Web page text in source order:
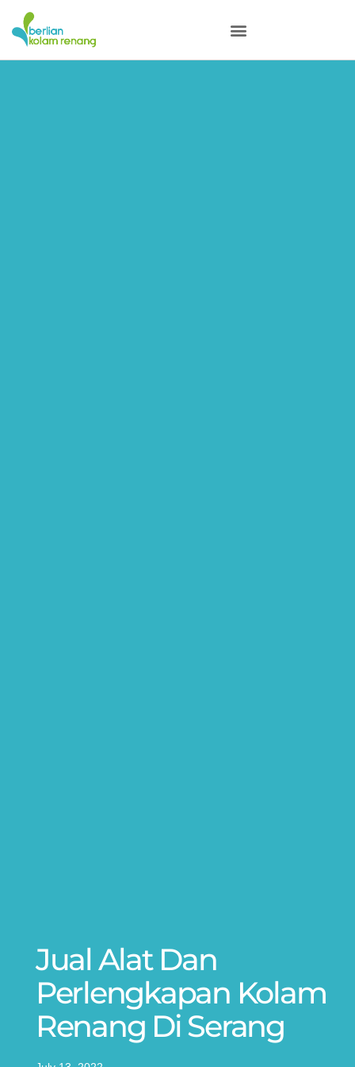
Jual Alat Dan
Perlengkapan Kolam
Renang Di Serang